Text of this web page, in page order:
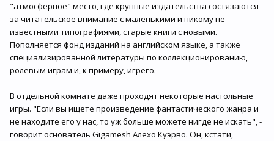
"атмосферное" место, где крупные издательства состязаются
за читательское внимание с маленькими и никому не
известными типографиями, старые книги с новыми.
Пополняется фонд изданий на английском языке, а также
специализированной литературы по коллекционированию,
ролевым играм и, к примеру, игрего.
В отдельной комнате даже проходят некоторые настольные
игры. "Если вы ищете произведение фантастического жанра и
не находите его у нас, то уж больше можете нигде не искать", -
говорит основатель Gigamesh Алехо Куэрво. Он, кстати,